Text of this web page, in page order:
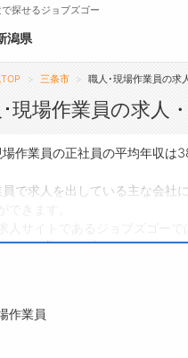
転職支
転職
転職
探せるジョブズゴー
潟県
三条市 職人･現場作業員の求
現場作業員の求人
作業員の正社員の平均年収
で求人を出している主な会社に
人サイトであるジョブズゴー
ートの求人は0件です。
数扱っており、転職だけでな
方は、ぜひ興味のある職種に応
作業員